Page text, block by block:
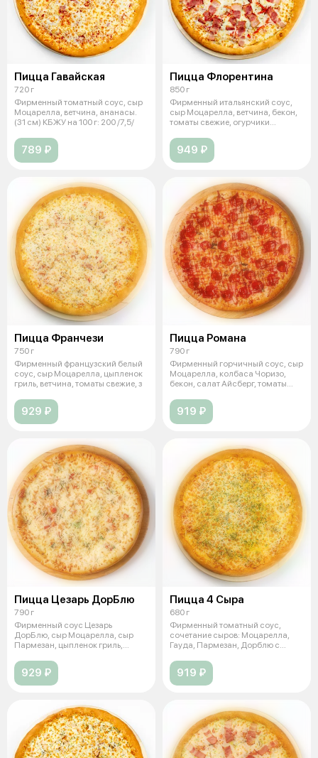
Пицца Гавайская
720 г
Фирменный томатный соус, сыр
Моцарелла, ветчина, ананасы.
(31 см) КБЖУ на 100 г: 200 /7,5/
789 ₽
Пицца Флорентина
850 г
Фирменный итальянский соус,
сыр Моцарелла, ветчина, бекон,
томаты свежие, огурчики
949 ₽
Пицца Франчези
750 г
Фирменный французский белый
соус, сыр Моцарелла, цыпленок
гриль, ветчина, томаты свежие, з
929 ₽
Пицца Романа
790 г
Фирменный горчичный соус, сыр
Моцарелла, колбаса Чоризо,
бекон, салат Айсберг, томаты
919 ₽
Пицца Цезарь ДорБлю
790 г
Фирменный соус Цезарь
ДорБлю, сыр Моцарелла, сыр
Пармезан, цыпленок гриль,
929 ₽
Пицца 4 Сыра
680 г
Фирменный томатный соус,
сочетание сыров: Моцарелла,
Гауда, Пармезан, Дорблю с
919 ₽